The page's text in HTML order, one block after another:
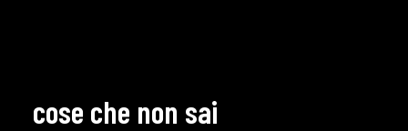
cose che non sai